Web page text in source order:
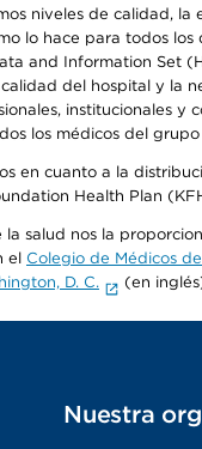
niveles de calidad,
lo hace para todos
and Information Set
del hospital y la
institucionales
los médicos del
en cuanto a la
Health Plan
salud nos la
el Colegio de Médicos
D. C. (en
Nuestra